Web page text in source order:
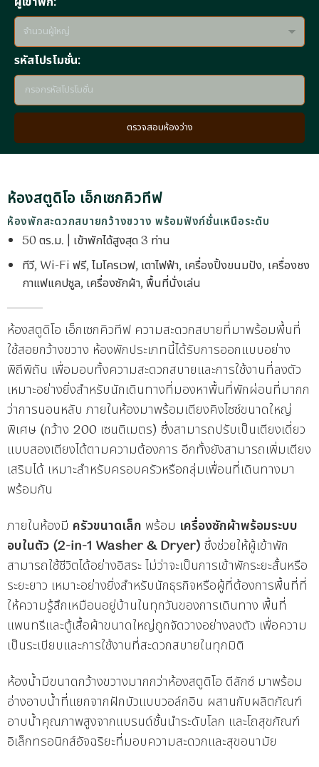
รหัสโปรโมชั่น:
ตรวจสอบห้องว่าง
ห้องสตูดิโอ เอ็กเซกคิวทีฟ
ห้องพักสะดวกสบายกว้างขวาง พร้อมฟังก์ชั่นเหนือระดับ
50 ตร.ม. | เข้าพักได้สูงสุด 3 ท่าน
ทีวี, Wi-Fi ฟรี, ไมโครเวฟ, เตาไฟฟ้า, เครื่องปิ้งขนมปัง, เครื่องชง
กาแฟแคปซูล, เครื่องซักผ้า, พื้นที่นั่งเล่น
ห้องสตูดิโอ เอ็กเซกคิวทีฟ ความสะดวกสบายที่มาพร้อมพื้นที่
ใช้สอยกว้างขวาง ห้องพักประเภทนี้ได้รับการออกแบบอย่าง
พิถีพิถัน เพื่อมอบทั้งความสะดวกสบายและการใช้งานที่ลงตัว
เหมาะอย่างยิ่งสำหรับนักเดินทางที่มองหาพื้นที่พักผ่อนที่มากก
ว่าการนอนหลับ ภายในห้องมาพร้อมเตียงคิงไซซ์ขนาดใหญ่
พิเศษ (กว้าง 200 เซนติเมตร) ซึ่งสามารถปรับเป็นเตียงเดี่ยว
แบบสองเตียงได้ตามความต้องการ อีกทั้งยังสามารถเพิ่มเตียง
เสริมได้ เหมาะสำหรับครอบครัวหรือกลุ่มเพื่อนที่เดินทางมา
พร้อมกัน
ภายในห้องมี ครัวขนาดเล็ก พร้อม เครื่องซักผ้าพร้อมระบบ
อบในตัว (2-in-1 Washer & Dryer) ซึ่งช่วยให้ผู้เข้าพัก
สามารถใช้ชีวิตได้อย่างอิสระ ไม่ว่าจะเป็นการเข้าพักระยะสั้นหรือ
ระยะยาว เหมาะอย่างยิ่งสำหรับนักธุรกิจหรือผู้ที่ต้องการพื้นที่ที่
ให้ความรู้สึกเหมือนอยู่บ้านในทุกวันของการเดินทาง พื้นที่
แพนทรีและตู้เสื้อผ้าขนาดใหญ่ถูกจัดวางอย่างลงตัว เพื่อความ
เป็นระเบียบและการใช้งานที่สะดวกสบายในทุกมิติ
ห้องน้ำมีขนาดกว้างขวางมากกว่าห้องสตูดิโอ ดีลักซ์ มาพร้อม
อ่างอาบน้ำที่แยกจากฝักบัวแบบวอล์กอิน ผสานกับผลิตภัณฑ์
อาบน้ำคุณภาพสูงจากแบรนด์ชั้นนำระดับโลก และโถสุขภัณฑ์
อิเล็กทรอนิกส์อัจฉริยะที่มอบความสะดวกและสุขอนามัย